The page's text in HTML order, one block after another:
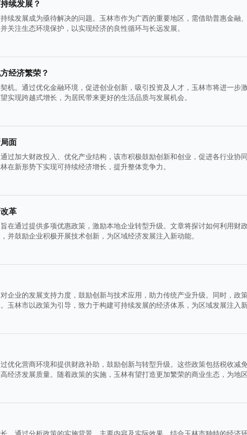
续发展？
续发展成为亟待解决的问题。玉林市作为广西的重要地区，需借助普惠金融
注生态环境保护，以实现经济的良性循环与长远发展。
经济繁荣？
机。通过优化金融环境，促进创业创新，吸引投资及人才，玉林市将进一步
现跨越式增长，为居民带来更好的生活品质与发展机会。
面
过加大财政投入、优化产业结构，该市积极鼓励创新和创业，促进各行业协
在新形势下实现可持续经济增长，提升整体竞争力。
革
在通过提供多项优惠政策，激励本地企业转型升级。文章将探讨如何利用财
鼓励企业积极开展技术创新，为区域经济发展注入新动能。
企业的发展支持力度，鼓励创新与技术应用，助力传统产业升级。同时，政
玉林市以政策为引导，致力于构建可持续发展的经济体系，为区域发展注入
优化营商环境和提供财政补助，鼓励创新与转型升级。这些政策包括税收减
经济发展质量。随着政策的实施，玉林有望打造更加繁荣的商业生态，为地